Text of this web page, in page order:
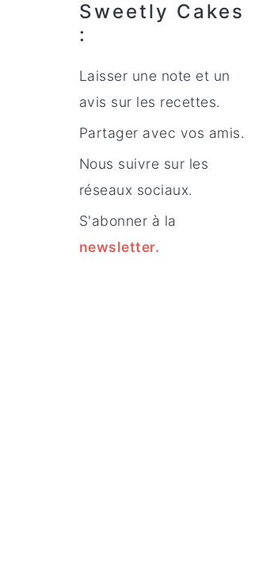
Sweetly Cakes
:
Laisser une note et un
avis sur les recettes.
Partager avec vos amis.
Nous suivre sur les
réseaux sociaux.
S'abonner à la
newsletter.